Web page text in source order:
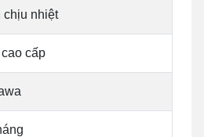
chịu nhiệt
cấp